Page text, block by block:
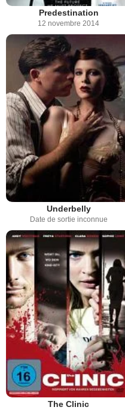
Predestination
12 novembre 2014
Underbelly
Date de sortie inconnue
The Clinic